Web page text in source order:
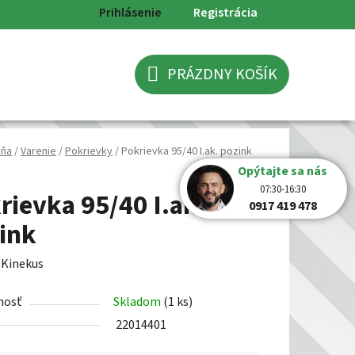
Prihlásenie Registrácia
NÁKUPNÝ
KOŠÍK
PRÁZDNY KOŠÍK
/Varenie/Pokrievky/Pokrievka 95/40 I.ak. pozink
95/40 I.ak.
Kinekus
Skladom (1 ks)
22014401
Opýtajte sa nás
07:30-16:30
0917 419 478